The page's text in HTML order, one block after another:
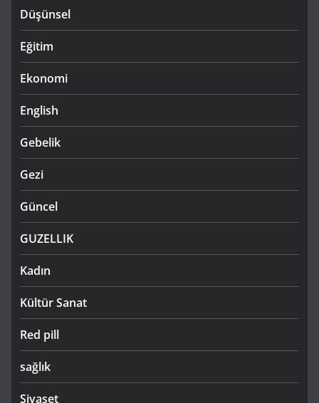
Düşünsel
Eğitim
Ekonomi
English
Gebelik
Gezi
Güncel
GUZELLIK
Kadın
Kültür Sanat
Red pill
sağlık
Siyaset